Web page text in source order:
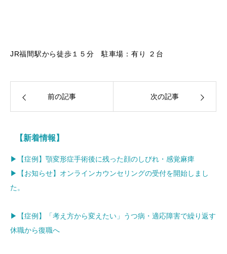
JR福間駅から徒歩１５分 駐車場：有り ２台
前の記事 次の記事
【新着情報】
▶【症例】顎変形症手術後に残った顔のしびれ・感覚麻痺
▶【お知らせ】オンラインカウンセリングの受付を開始しまし
た。
▶【症例】「考え方から変えたい」うつ病・適応障害で繰り返す
休職から復職へ